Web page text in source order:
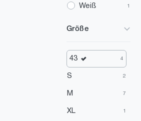
Weiß 1
Größe
43 4
S 2
M 7
XL 1